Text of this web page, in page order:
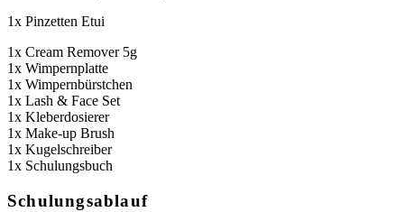
1x Pinzetten Etui
1x Cream Remover 5g
1x Wimpernplatte
1x Wimpernbürstchen
1x Lash & Face Set
1x Kleberdosierer
1x Make-up Brush
1x Kugelschreiber
1x Schulungsbuch
Schulungsablauf